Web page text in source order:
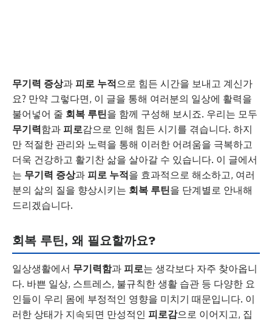
무기력 증상과 피로 누적으로 힘든 시간을 보내고 계신가
요? 만약 그렇다면, 이 글을 통해 여러분의 일상에 활력을
불어넣어 줄 회복 루틴을 함께 구성해 보시죠. 우리는 모두
무기력함과 피로감으로 인해 힘든 시기를 겪습니다. 하지
만 적절한 관리와 노력을 통해 이러한 어려움을 극복하고
더욱 건강하고 활기찬 삶을 살아갈 수 있습니다. 이 글에서
는 무기력 증상과 피로 누적을 효과적으로 해소하고, 여러
분의 삶의 질을 향상시키는 회복 루틴을 단계별로 안내해
드리겠습니다.
회복 루틴, 왜 필요할까요?
일상생활에서 무기력함과 피로는 생각보다 자주 찾아옵니
다. 바쁜 일상, 스트레스, 불규칙한 생활 습관 등 다양한 요
인들이 우리 몸에 부정적인 영향을 미치기 때문입니다. 이
러한 상태가 지속되면 만성적인 피로감으로 이어지고, 집